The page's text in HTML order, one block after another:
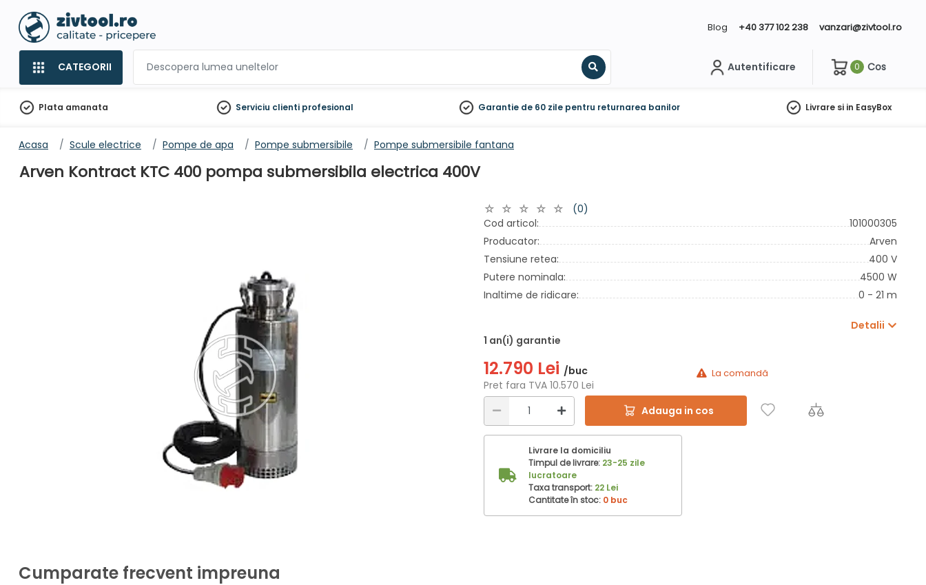
Blog +40 377 102 238 vanzari@zivtool.ro
CATEGORII
Search
Autentificare 0 Cos
Plata amanata Serviciu clienti profesional Garantie de 60 zile pentru returnarea banilor Livrare si in EasyBox
Acasa Scule electrice Pompe de apa Pompe submersibile Pompe submersibile fantana
Arven Kontract KTC 400 pompa submersibila electrica 400V
(0)
Cod articol:
101000305
Producator:
Arven
Tensiune retea:
400 V
Putere nominala:
4500 W
Inaltime de ridicare:
0 - 21 m
Detalii
1 an(i) garantie
12.790 Lei /buc
Pret fara TVA 10.570 Lei
La comandă
Adauga in cos
Livrare la domiciliu
Timpul de livrare: 23-25 zile
lucratoare
Taxa transport: 22 Lei
Cantitate în stoc: 0 buc
Cumparate frecvent impreuna